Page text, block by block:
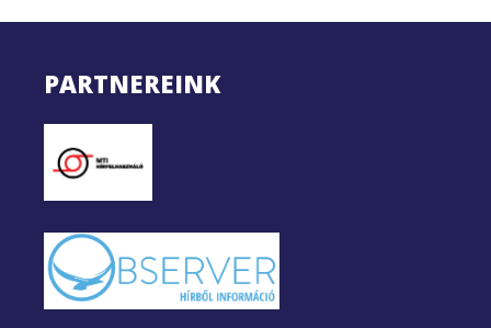
PARTNEREINK